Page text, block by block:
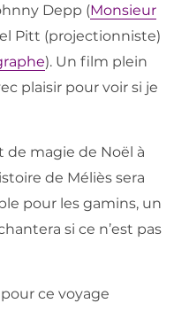
Depp (Monsieur
Pitt (projectionniste)
). Un film plein
plaisir pour voir si je
de magie de Noël à
de Méliès sera
pour les gamins, un
si ce n’est pas
ce voyage